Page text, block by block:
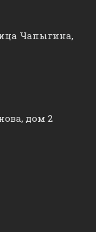
Чапыгина,
дом 2